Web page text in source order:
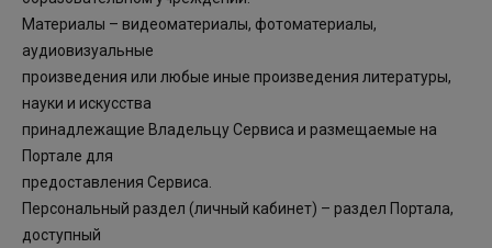
Материалы – видеоматериалы, фотоматериалы,
аудиовизуальные
произведения или любые иные произведения литературы,
науки и искусства
принадлежащие Владельцу Сервиса и размещаемые на
Портале для
предоставления Сервиса.
Персональный раздел (личный кабинет) – раздел Портала,
доступный